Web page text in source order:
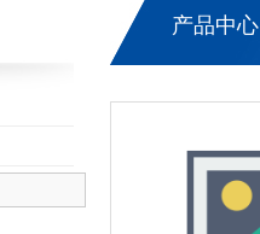
产品中心